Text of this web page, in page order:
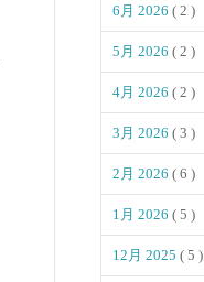
6月 2026 ( 2 )
5月 2026 ( 2 )
4月 2026 ( 2 )
3月 2026 ( 3 )
2月 2026 ( 6 )
1月 2026 ( 5 )
12月 2025 ( 5 )